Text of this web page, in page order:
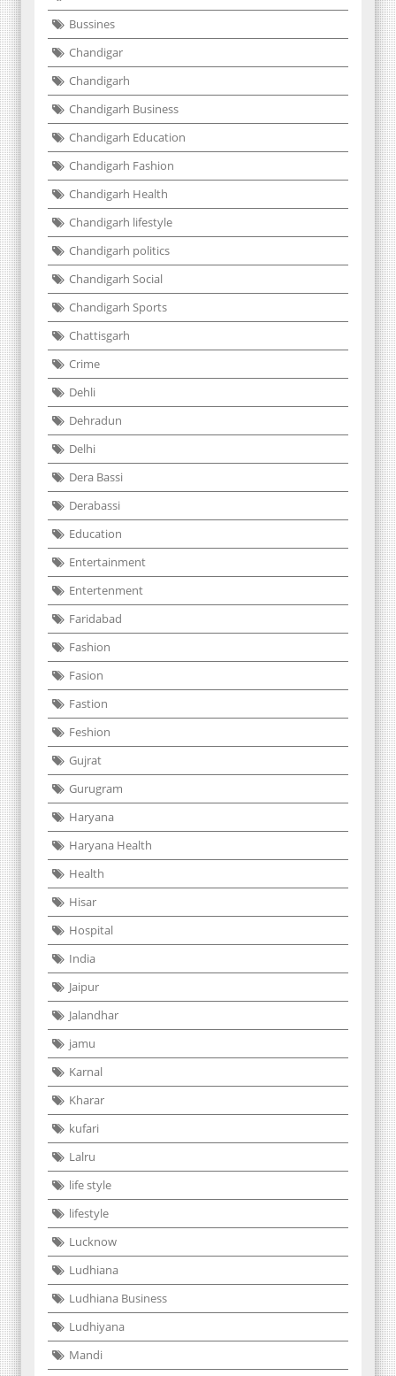
Bussines
Chandigar
Chandigarh
Chandigarh Business
Chandigarh Education
Chandigarh Fashion
Chandigarh Health
Chandigarh lifestyle
Chandigarh politics
Chandigarh Social
Chandigarh Sports
Chattisgarh
Crime
Dehli
Dehradun
Delhi
Dera Bassi
Derabassi
Education
Entertainment
Entertenment
Faridabad
Fashion
Fasion
Fastion
Feshion
Gujrat
Gurugram
Haryana
Haryana Health
Health
Hisar
Hospital
India
Jaipur
Jalandhar
jamu
Karnal
Kharar
kufari
Lalru
life style
lifestyle
Lucknow
Ludhiana
Ludhiana Business
Ludhiyana
Mandi